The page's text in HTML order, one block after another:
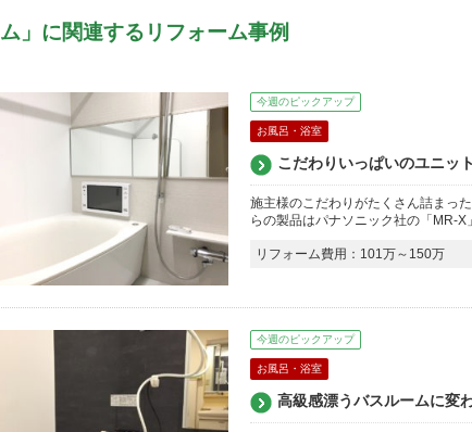
ム」に関連するリフォーム事例
今週のピックアップ
お風呂・浴室
こだわりいっぱいのユニッ
施主様のこだわりがたくさん詰まっ
らの製品はパナソニック社の「MR-
リフォーム費用：101万～150万
今週のピックアップ
お風呂・浴室
高級感漂うバスルームに